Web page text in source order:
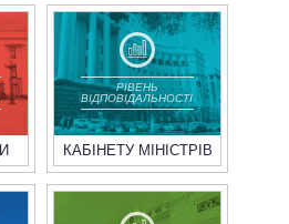
РІВЕНЬ
ВІДПОВІДАЛЬНОСТІ
КАБІНЕТУ МІНІСТРІВ